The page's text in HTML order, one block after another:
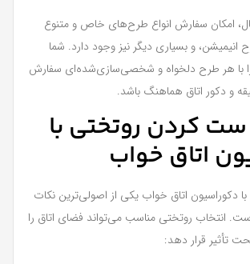
امکان سفارش انواع طرح‌های خاص و متنوع
انیمیشن، و بسیاری دیگر نیز وجود دارد. شما
با هر طرح دلخواه و شخصی‌سازی‌شده‌ای سفارش
و دکور اتاق هماهنگ باشد.
ست کردن روتختی با
اتاق خواب
دکوراسیون اتاق خواب یکی از اصولی‌ترین نکات
انتخاب روتختی مناسب می‌تواند فضای اتاق را
تأثیر قرار دهد: